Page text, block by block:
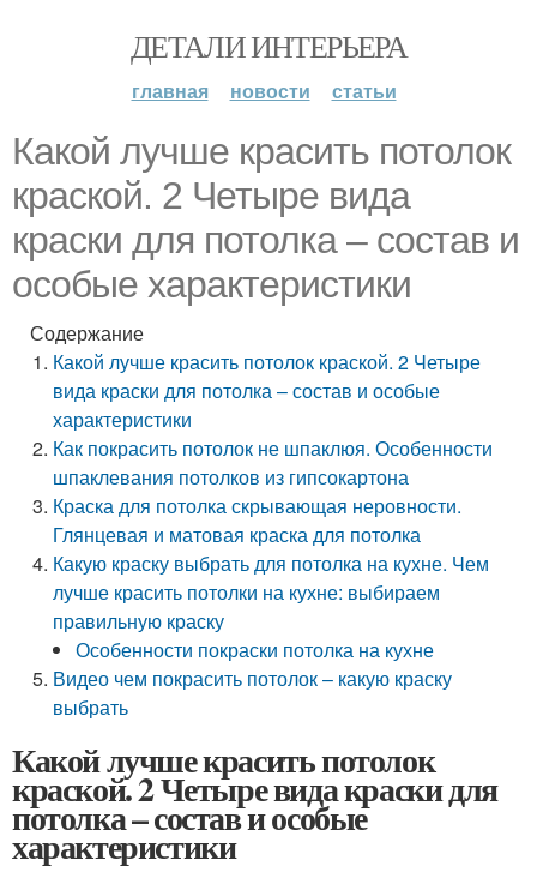
ДЕТАЛИ ИНТЕРЬЕРА
главная новости статьи
Какой лучше красить потолок
краской. 2 Четыре вида
краски для потолка – состав и
особые характеристики
Содержание
Какой лучше красить потолок краской. 2 Четыре
вида краски для потолка – состав и особые
характеристики
Как покрасить потолок не шпаклюя. Особенности
шпаклевания потолков из гипсокартона
Краска для потолка скрывающая неровности.
Глянцевая и матовая краска для потолка
Какую краску выбрать для потолка на кухне. Чем
лучше красить потолки на кухне: выбираем
правильную краску
Особенности покраски потолка на кухне
Видео чем покрасить потолок – какую краску
выбрать
Какой лучше красить потолок
краской. 2 Четыре вида краски для
потолка – состав и особые
характеристики